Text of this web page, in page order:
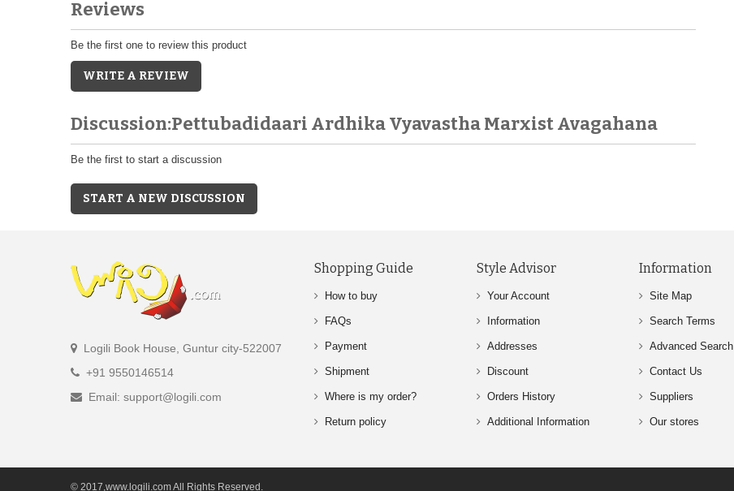
Reviews
Be the first one to review this product
WRITE A REVIEW
Discussion:Pettubadidaari Ardhika Vyavastha Marxist Avagahana
Be the first to start a discussion
START A NEW DISCUSSION
Logili Book House, Guntur city-522007
+91 9550146514
Email: support@logili.com
Shopping Guide
How to buy
FAQs
Payment
Shipment
Where is my order?
Return policy
Style Advisor
Your Account
Information
Addresses
Discount
Orders History
Additional Information
Information
Site Map
Search Terms
Advanced Search
Contact Us
Suppliers
Our stores
© 2017,www.logili.com All Rights Reserved.